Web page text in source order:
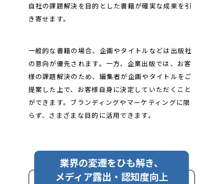
自社の課題解決を目的とした書籍が確実な成果を引
き寄せます。
一般的な書籍の場合、企画やタイトルなどは出版社
の意向が優先されます。一方、企業出版では、お客
様の課題解決のため、編集者が企画やタイトルをご
提案した上で、お客様自身に決定していただくこと
ができます。ブランディングやマーケティングに限
らず、さまざまな目的に活用できます。
業界の変遷をひも解き、
メディア露出・認知度向上